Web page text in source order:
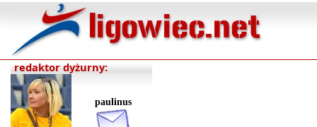
redaktor dyżurny:
paulinus